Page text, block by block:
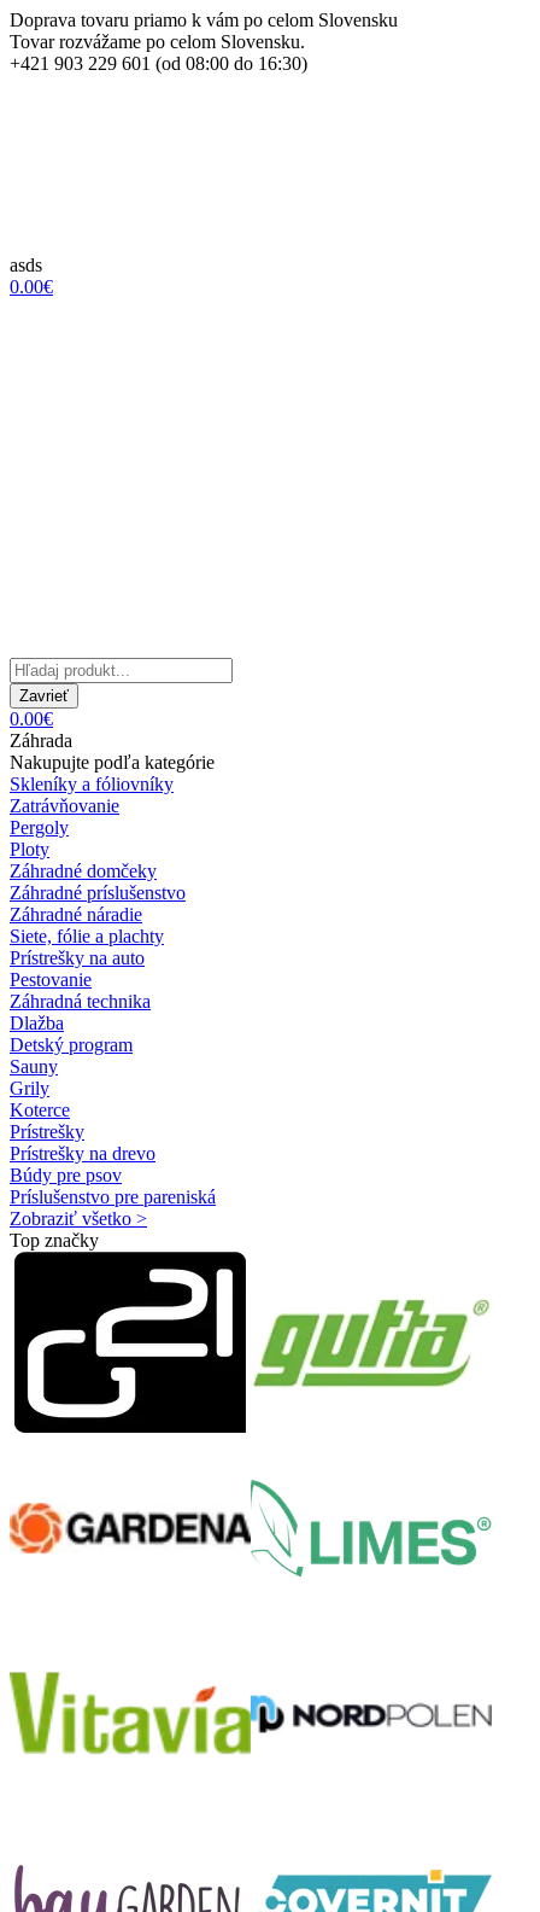
Doprava tovaru priamo k vám po celom Slovensku
Tovar rozvážame po celom Slovensku.
+421 903 229 601 (od 08:00 do 16:30)
asds
0.00€
Zavrieť
0.00€
Záhrada
Nakupujte podľa kategórie
Skleníky a fóliovníky
Zatrávňovanie
Pergoly
Ploty
Záhradné domčeky
Záhradné príslušenstvo
Záhradné náradie
Siete, fólie a plachty
Prístrešky na auto
Pestovanie
Záhradná technika
Dlažba
Detský program
Sauny
Grily
Koterce
Prístrešky
Prístrešky na drevo
Búdy pre psov
Príslušenstvo pre pareniská
Zobraziť všetko >
Top značky